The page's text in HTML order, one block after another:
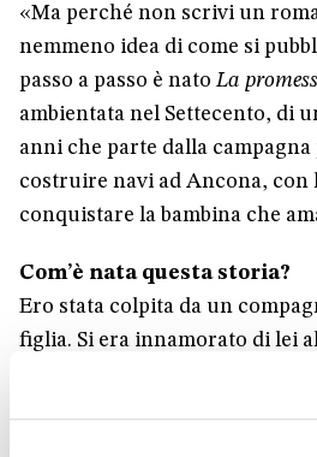
«Ma perché non scrivi un
nemmeno idea di come si
passo a passo è nato La
ambientata nel Settecento, di
anni che parte dalla campagna
costruire navi ad Ancona, con
conquistare la bambina che
Com’è nata questa storia?
Ero stata colpita da un
figlia. Si era innamorato di lei
corteggiata a lungo, da